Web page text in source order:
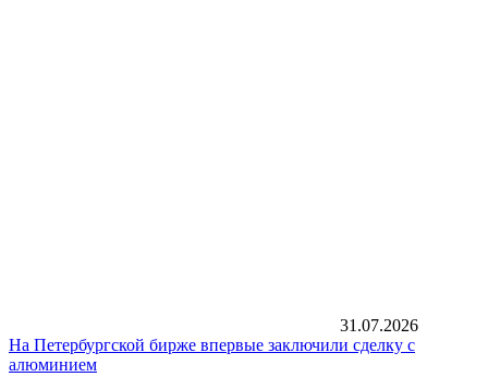
31.07.2026
На Петербургской бирже впервые заключили сделку с
алюминием